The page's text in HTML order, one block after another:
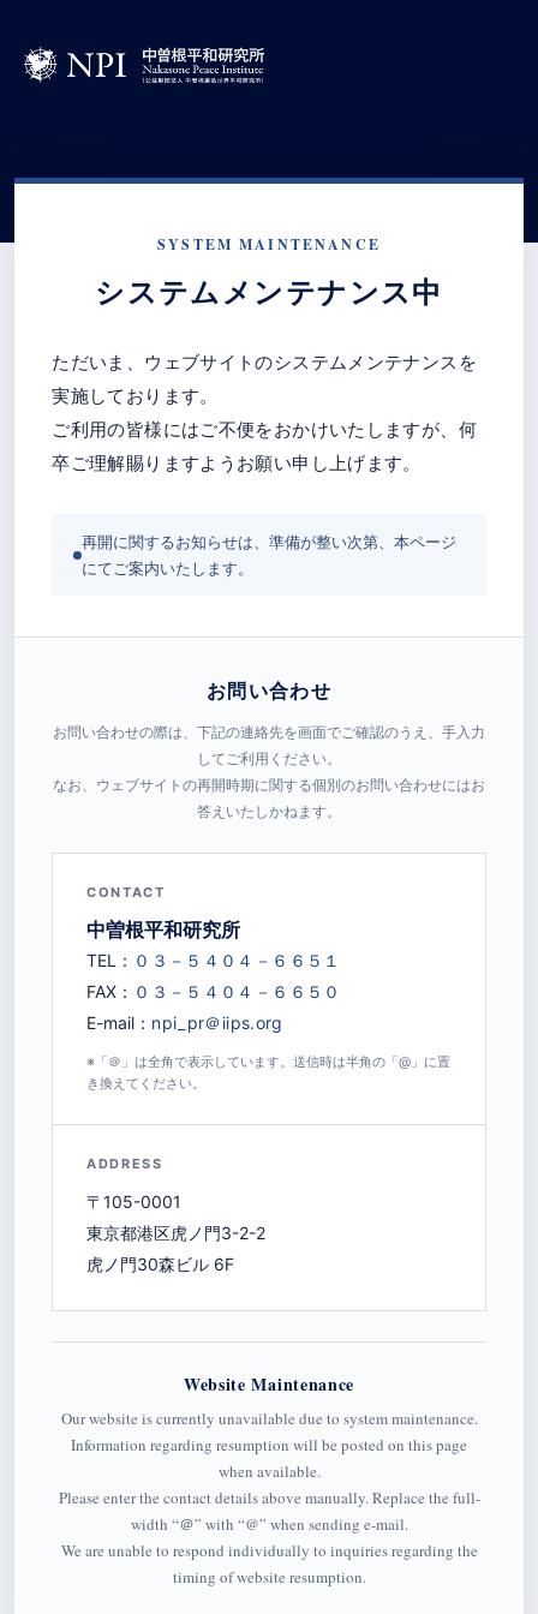
SYSTEM MAINTENANCE
システムメンテナンス中
ただいま、ウェブサイトのシステムメンテナンスを
実施しております。
ご利用の皆様にはご不便をおかけいたしますが、何
卒ご理解賜りますようお願い申し上げます。
再開に関するお知らせは、準備が整い次第、本ページ
にてご案内いたします。
お問い合わせ
お問い合わせの際は、下記の連絡先を画面でご確認のうえ、手入力
してご利用ください。
なお、ウェブサイトの再開時期に関する個別のお問い合わせにはお
答えいたしかねます。
CONTACT
中曽根平和研究所
TEL：
FAX：
E-mail：
※「＠」は全角で表示しています。送信時は半角の「@」に置
き換えてください。
ADDRESS
〒105-0001
東京都港区虎ノ門3-2-2
虎ノ門30森ビル 6F
Website Maintenance
Our website is currently unavailable due to system maintenance.
Information regarding resumption will be posted on this page
when available.
Please enter the contact details above manually. Replace the full-
width “＠” with “@” when sending e-mail.
We are unable to respond individually to inquiries regarding the
timing of website resumption.